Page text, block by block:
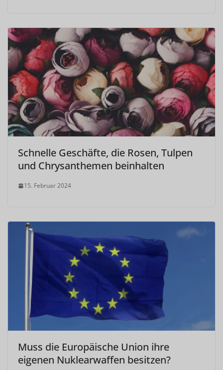
Schnelle Geschäfte, die Rosen, Tulpen
und Chrysanthemen beinhalten
15. Februar 2024
Muss die Europäische Union ihre
eigenen Nuklearwaffen besitzen?